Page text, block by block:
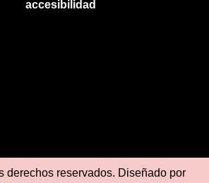
accesibilidad
derechos reservados. Diseñado por